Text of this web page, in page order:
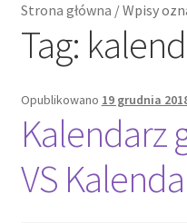
Oferty specjalne
Strona główna /Wpisy
Tag:
Opublikowano 19 grudnia
Kalendarz
VS